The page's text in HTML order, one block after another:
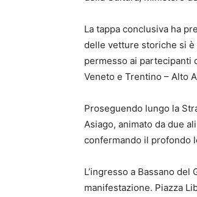
La tappa conclusiva ha
delle vetture storiche si è
permesso ai partecipanti
Veneto e Trentino – Alto
Proseguendo lungo la
Asiago, animato da due
confermando il profondo
L’ingresso a Bassano
manifestazione. Piazza